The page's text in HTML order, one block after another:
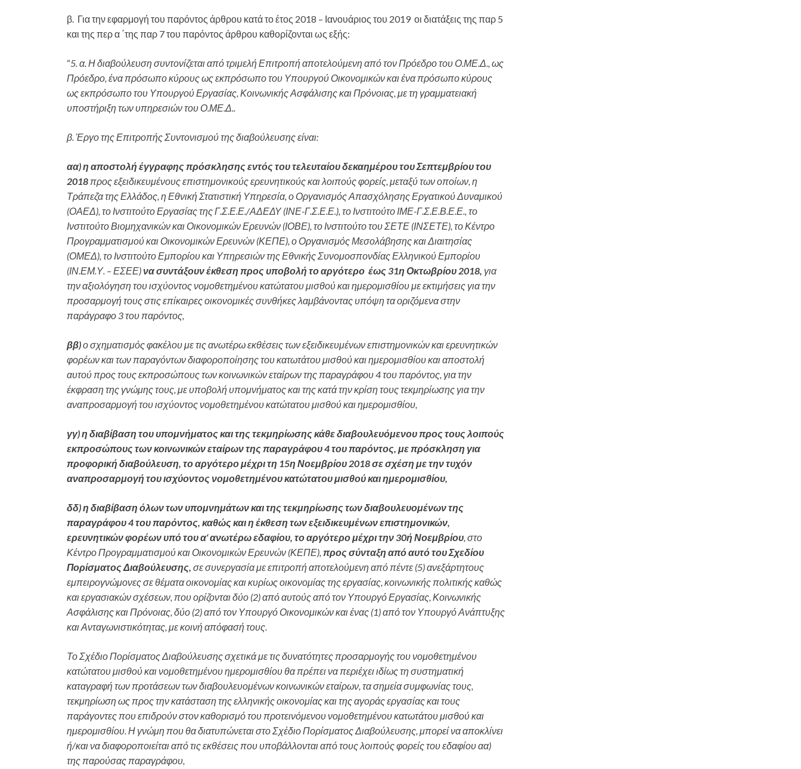
β. Για την εφαρμογή του παρόντος άρθρου κατά το έτος 2018 – Ιανουάριος του 2019 οι διατάξεις της παρ 5
και της περ α ΄της παρ 7 του παρόντος άρθρου καθορίζονται ως εξής:
“5. α. Η διαβούλευση συντονίζεται από τριμελή Επιτροπή αποτελούμενη από τον Πρόεδρο του Ο.ΜΕ.Δ., ως
Πρόεδρο, ένα πρόσωπο κύρους ως εκπρόσωπο του Υπουργού Οικονομικών και ένα πρόσωπο κύρους
ως εκπρόσωπο του Υπουργού Εργασίας, Κοινωνικής Ασφάλισης και Πρόνοιας, με τη γραμματειακή
υποστήριξη των υπηρεσιών του Ο.ΜΕ.Δ..
β. Έργο της Επιτροπής Συντονισμού της διαβούλευσης είναι:
αα) η αποστολή έγγραφης πρόσκλησης εντός του τελευταίου δεκαημέρου του Σεπτεμβρίου του
2018 προς εξειδικευμένους επιστημονικούς ερευνητικούς και λοιπούς φορείς, μεταξύ των οποίων, η
Τράπεζα της Ελλάδος, η Εθνική Στατιστική Υπηρεσία, ο Οργανισμός Απασχόλησης Εργατικού Δυναμικού
(ΟΑΕΔ), το Ινστιτούτο Εργασίας της Γ.Σ.Ε.Ε./ΑΔΕΔΥ (ΙΝΕ-Γ.Σ.Ε.Ε.), το Ινστιτούτο ΙΜΕ-Γ.Σ.Ε.Β.Ε.Ε., το
Ινστιτούτο Βιομηχανικών και Οικονομικών Ερευνών (ΙΟΒΕ), το Ινστιτούτο του ΣΕΤΕ (ΙΝΣΕΤΕ), το Κέντρο
Προγραμματισμού και Οικονομικών Ερευνών (ΚΕΠΕ), ο Οργανισμός Μεσολάβησης και Διαιτησίας
(ΟΜΕΔ), το Ινστιτούτο Εμπορίου και Υπηρεσιών της Εθνικής Συνομοσπονδίας Ελληνικού Εμπορίου
(ΙΝ.ΕΜ.Υ. – ΕΣΕΕ) να συντάξουν έκθεση προς υποβολή το αργότερο έως 31η Οκτωβρίου 2018, για
την αξιολόγηση του ισχύοντος νομοθετημένου κατώτατου μισθού και ημερομισθίου με εκτιμήσεις για την
προσαρμογή τους στις επίκαιρες οικονομικές συνθήκες λαμβάνοντας υπόψη τα οριζόμενα στην
παράγραφο 3 του παρόντος,
ββ)ο σχηματισμός φακέλου με τις ανωτέρω εκθέσεις των εξειδικευμένων επιστημονικών και ερευνητικών
φορέων και των παραγόντων διαφοροποίησης του κατωτάτου μισθού και ημερομισθίου και αποστολή
αυτού προς τους εκπροσώπους των κοινωνικών εταίρων της παραγράφου 4 του παρόντος, για την
έκφραση της γνώμης τους, με υποβολή υπομνήματος και της κατά την κρίση τους τεκμηρίωσης για την
αναπροσαρμογή του ισχύοντος νομοθετημένου κατώτατου μισθού και ημερομισθίου,
γγ) η διαβίβαση του υπομνήματος και της τεκμηρίωσης κάθε διαβουλευόμενου προς τους λοιπούς
εκπροσώπους των κοινωνικών εταίρων της παραγράφου 4 του παρόντος, με πρόσκληση για
προφορική διαβούλευση, το αργότερο μέχρι τη 15η Νοεμβρίου 2018 σε σχέση με την τυχόν
αναπροσαρμογή του ισχύοντος νομοθετημένου κατώτατου μισθού και ημερομισθίου,
δδ) η διαβίβαση όλων των υπομνημάτων και της τεκμηρίωσης των διαβουλευομένων της
παραγράφου 4 του παρόντος, καθώς και η έκθεση των εξειδικευμένων επιστημονικών,
ερευνητικών φορέων υπό του α‘ανωτέρω εδαφίου, το αργότερο μέχρι την 30ή Νοεμβρίου, στο
Κέντρο Προγραμματισμού και Οικονομικών Ερευνών (ΚΕΠΕ), προς σύνταξη από αυτό του Σχεδίου
Πορίσματος Διαβούλευσης, σε συνεργασία με επιτροπή αποτελούμενη από πέντε (5) ανεξάρτητους
εμπειρογνώμονες σε θέματα οικονομίας και κυρίως οικονομίας της εργασίας, κοινωνικής πολιτικής καθώς
και εργασιακών σχέσεων, που ορίζονται δύο (2) από αυτούς από τον Υπουργό Εργασίας, Κοινωνικής
Ασφάλισης και Πρόνοιας, δύο (2) από τον Υπουργό Οικονομικών και ένας (1) από τον Υπουργό Ανάπτυξης
και Ανταγωνιστικότητας, με κοινή απόφασή τους.
Το Σχέδιο Πορίσματος Διαβούλευσης σχετικά με τις δυνατότητες προσαρμογής του νομοθετημένου
κατώτατου μισθού και νομοθετημένου ημερομισθίου θα πρέπει να περιέχει ιδίως τη συστηματική
καταγραφή των προτάσεων των διαβουλευομένων κοινωνικών εταίρων, τα σημεία συμφωνίας τους,
τεκμηρίωση ως προς την κατάσταση της ελληνικής οικονομίας και της αγοράς εργασίας και τους
παράγοντες που επιδρούν στον καθορισμό του προτεινόμενου νομοθετημένου κατωτάτου μισθού και
ημερομισθίου. Η γνώμη που θα διατυπώνεται στο Σχέδιο Πορίσματος Διαβούλευσης, μπορεί να αποκλίνει
ή/και να διαφοροποιείται από τις εκθέσεις που υποβάλλονται από τους λοιπούς φορείς του εδαφίου αα)
της παρούσας παραγράφου,